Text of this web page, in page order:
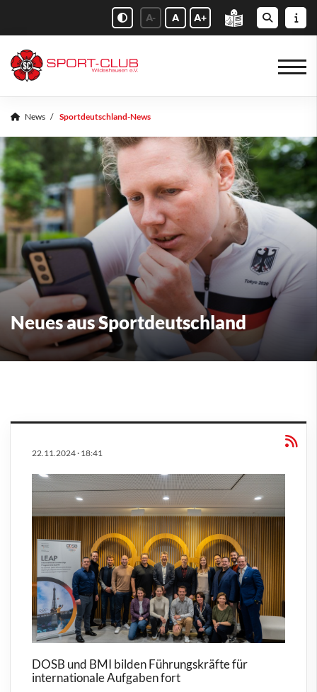
A- A A+
News Sportdeutschland-News
Neues aus Sportdeutschland
22.11.2024· 18:41
DOSB und BMI bilden Führungskräfte für
internationale Aufgaben fort